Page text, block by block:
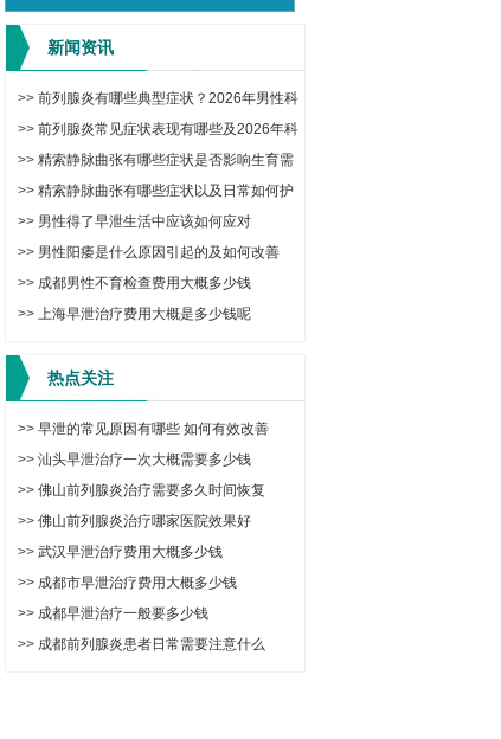
新闻资讯
>> 前列腺炎有哪些典型症状？2026年男性科
学治疗与日常调理方法
>> 前列腺炎常见症状表现有哪些及2026年科
学治疗与预防方法
>> 精索静脉曲张有哪些症状是否影响生育需
要手术吗
>> 精索静脉曲张有哪些症状以及日常如何护
理改善
>> 男性得了早泄生活中应该如何应对
>> 男性阳痿是什么原因引起的及如何改善
>> 成都男性不育检查费用大概多少钱
>>
上海早泄治疗费用大概是多少钱呢
热点关注
>> 早泄的常见原因有哪些 如何有效改善
>> 汕头早泄治疗一次大概需要多少钱
>> 佛山前列腺炎治疗需要多久时间恢复
>> 佛山前列腺炎治疗哪家医院效果好
>> 武汉早泄治疗费用大概多少钱
>> 成都市早泄治疗费用大概多少钱
>> 成都早泄治疗一般要多少钱
>> 成都前列腺炎患者日常需要注意什么